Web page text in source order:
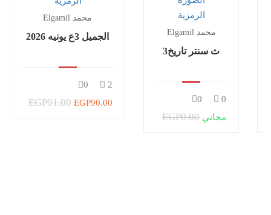
Elgamil محمد
الجميل 3ع يونيه 2026
2
0
EGP91.00 EGP90.00
Elgamil محمد
3ث سنتر تاريخ
0
0
EGP0.00 مجاني